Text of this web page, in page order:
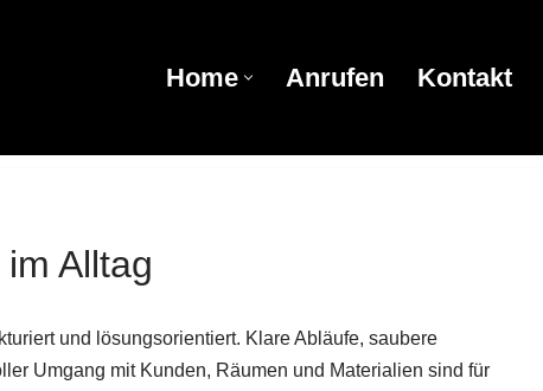
Home Anrufen Kontakt
Alltag
und lösungsorientiert. Klare Abläufe, saubere
Umgang mit Kunden, Räumen und Materialien sind für